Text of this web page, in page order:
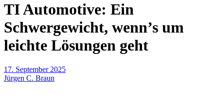
TI Automotive: Ein
Schwergewicht, wenn’s um
leichte Lösungen geht
17. September 2025
Jürgen C. Braun